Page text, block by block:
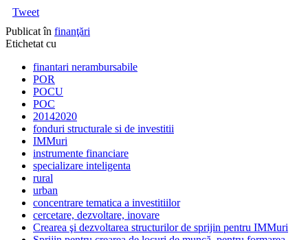
Tweet
Publicat în finanţări
Etichetat cu
finantari nerambursabile
POR
POCU
POC
20142020
fonduri structurale si de investitii
IMMuri
instrumente financiare
specializare inteligenta
rural
urban
concentrare tematica a investitiilor
cercetare, dezvoltare, inovare
Crearea şi dezvoltarea structurilor de sprijin pentru IMMuri